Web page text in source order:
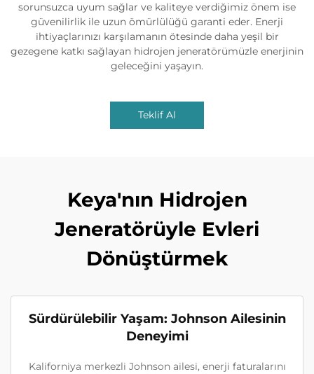
sorunsuzca uyum sağlar ve kaliteye verdiğimiz önem ise
güvenilirlik ile uzun ömürlülüğü garanti eder. Enerji
ihtiyaçlarınızı karşılamanın ötesinde daha yeşil bir
gezegene katkı sağlayan hidrojen jeneratörümüzle enerjinin
geleceğini yaşayın.
Teklif Al
Keya'nın Hidrojen
Jeneratörüyle Evleri
Dönüştürmek
Sürdürülebilir Yaşam: Johnson Ailesinin
Deneyimi
Kaliforniya merkezli Johnson ailesi, enerji faturalarını